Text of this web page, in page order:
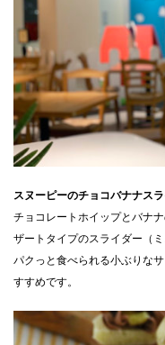
スヌーピーのチョコバナナス
チョコレートホイップとバナ
ザートタイプのスライダー（ミ
パクっと食べられる小ぶりな
すすめです。